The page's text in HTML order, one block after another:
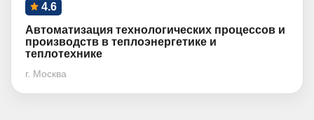
4.6
Автоматизация технологических процессов и
производств в теплоэнергетике и
теплотехнике
г. Москва